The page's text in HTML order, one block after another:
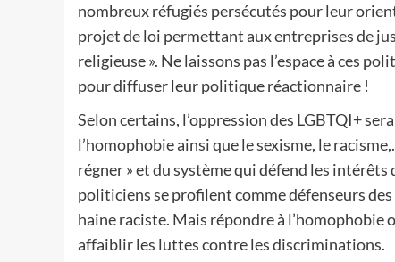
nombreux réfugiés persécutés pour leur
projet de loi permettant aux entreprises de
religieuse ». Ne laissons pas l’espace à ces
pour diffuser leur politique réactionnaire !
Selon certains, l’oppression des LGBTQI+
l’homophobie ainsi que le sexisme, le
régner » et du système qui défend les
politiciens se profilent comme défenseurs
haine raciste. Mais répondre à l’homophobie
affaiblir les luttes contre les discriminations.